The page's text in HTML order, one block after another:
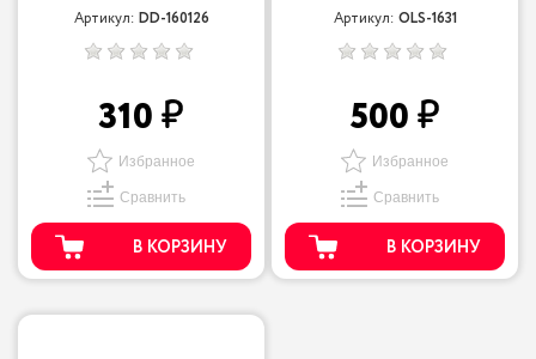
Артикул: DD-160126
310
Избранное
Сравнить
В КОРЗИНУ
Артикул: OLS-1631
500
Избранное
Сравнить
В КОРЗИНУ